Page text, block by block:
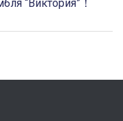
“Виктория”！